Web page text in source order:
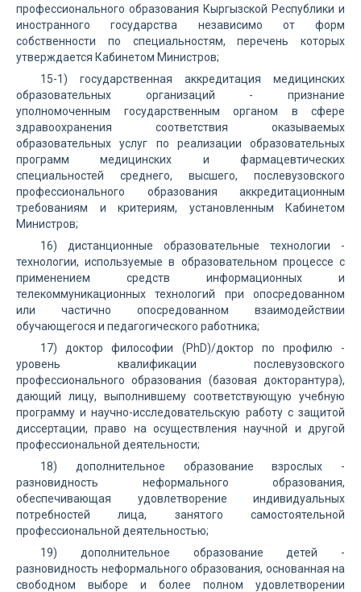
профессионального образования Кыргызской Республики и
иностранного государства независимо от форм
собственности по специальностям, перечень которых
утверждается Кабинетом Министров;
15-1) государственная аккредитация медицинских
образовательных организаций - признание
уполномоченным государственным органом в сфере
здравоохранения соответствия оказываемых
образовательных услуг по реализации образовательных
программ медицинских и фармацевтических
специальностей среднего, высшего, послевузовского
профессионального образования аккредитационным
требованиям и критериям, установленным Кабинетом
Министров;
16) дистанционные образовательные технологии -
технологии, используемые в образовательном процессе с
применением средств информационных и
телекоммуникационных технологий при опосредованном
или частично опосредованном взаимодействии
обучающегося и педагогического работника;
17) доктор философии (PhD)/доктор по профилю -
уровень квалификации послевузовского
профессионального образования (базовая докторантура),
дающий лицу, выполнившему соответствующую учебную
программу и научно-исследовательскую работу с защитой
диссертации, право на осуществления научной и другой
профессиональной деятельности;
18) дополнительное образование взрослых -
разновидность неформального образования,
обеспечивающая удовлетворение индивидуальных
потребностей лица, занятого самостоятельной
профессиональной деятельностью;
19) дополнительное образование детей -
разновидность неформального образования, основанная на
свободном выборе и более полном удовлетворении